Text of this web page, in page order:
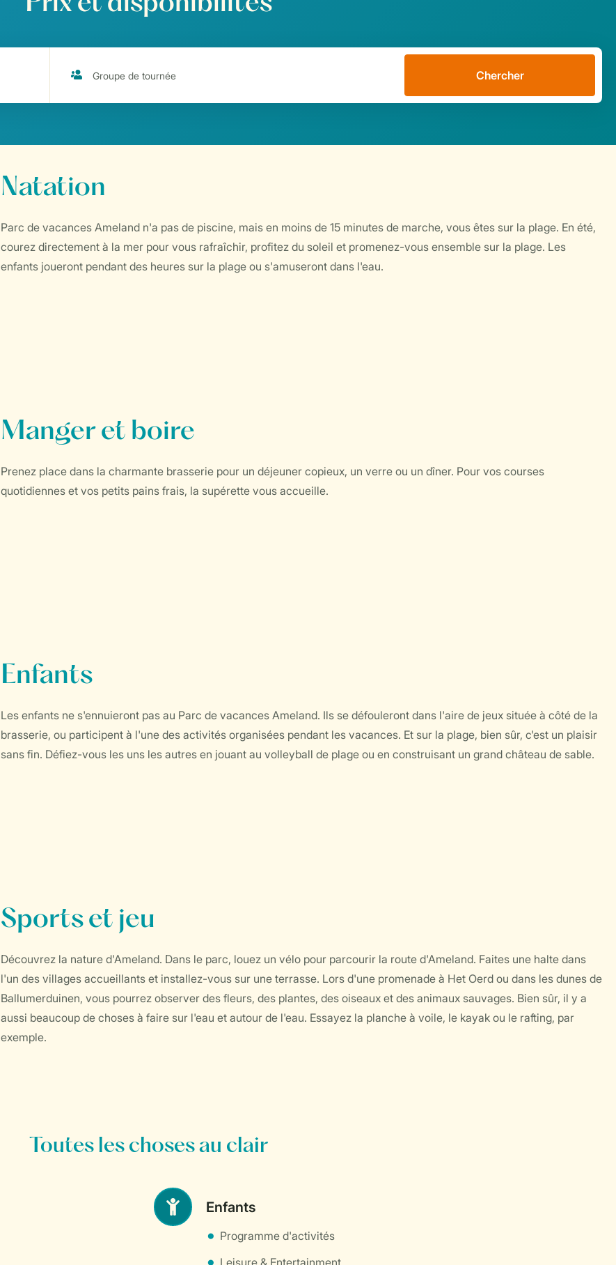
Chercher
Natation
Parc de vacances Ameland n'a pas de piscine, mais en moins de 15 minutes de marche, vous êtes sur la plage. En été,
courez directement à la mer pour vous rafraîchir, profitez du soleil et promenez-vous ensemble sur la plage. Les
enfants joueront pendant des heures sur la plage ou s'amuseront dans l'eau.
Manger et boire
Prenez place dans la charmante brasserie pour un déjeuner copieux, un verre ou un dîner. Pour vos courses
quotidiennes et vos petits pains frais, la supérette vous accueille.
Enfants
Les enfants ne s'ennuieront pas au Parc de vacances Ameland. Ils se défouleront dans l'aire de jeux située à côté de la
brasserie, ou participent à l'une des activités organisées pendant les vacances. Et sur la plage, bien sûr, c'est un plaisir
sans fin. Défiez-vous les uns les autres en jouant au volleyball de plage ou en construisant un grand château de sable.
Sports et jeu
Découvrez la nature d'Ameland. Dans le parc, louez un vélo pour parcourir la route d'Ameland. Faites une halte dans
l'un des villages accueillants et installez-vous sur une terrasse. Lors d'une promenade à Het Oerd ou dans les dunes de
Ballumerduinen, vous pourrez observer des fleurs, des plantes, des oiseaux et des animaux sauvages. Bien sûr, il y a
aussi beaucoup de choses à faire sur l'eau et autour de l'eau. Essayez la planche à voile, le kayak ou le rafting, par
exemple.
Toutes les choses au clair
Enfants
Programme d'activités
Leisure & Entertainment